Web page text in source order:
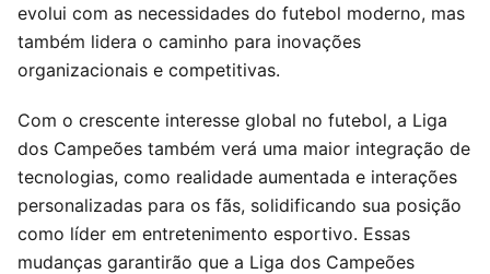
evolui com as necessidades do futebol moderno, mas
também lidera o caminho para inovações
organizacionais e competitivas.
Com o crescente interesse global no futebol, a Liga
dos Campeões também verá uma maior integração de
tecnologias, como realidade aumentada e interações
personalizadas para os fãs, solidificando sua posição
como líder em entretenimento esportivo. Essas
mudanças garantirão que a Liga dos Campeões